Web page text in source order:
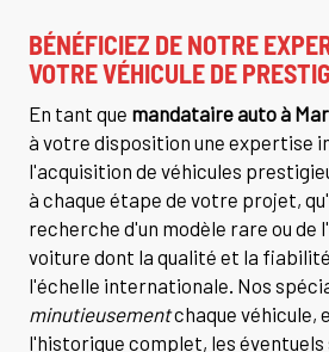
BÉNÉFICIEZ DE NOTRE
VOTRE VÉHICULE DE
En tant que mandataire auto à
à votre disposition une expertise
l'acquisition de véhicules
à chaque étape de votre projet,
recherche d'un modèle rare ou de
voiture dont la qualité et la
l'échelle internationale. Nos
minutieusementchaque véhicule,
l'historique complet, les